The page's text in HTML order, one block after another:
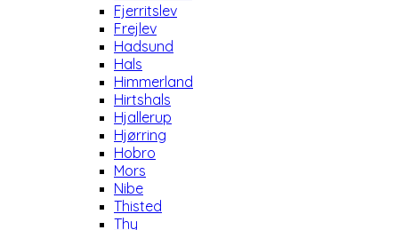
Fjerritslev
Frejlev
Hadsund
Hals
Himmerland
Hirtshals
Hjallerup
Hjørring
Hobro
Mors
Nibe
Thisted
Thy